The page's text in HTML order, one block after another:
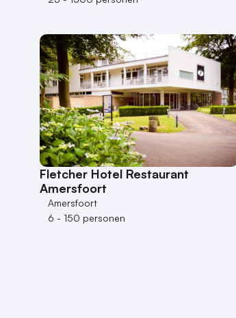
Fletcher Hotel Restaurant
Amersfoort
Amersfoort
6 - 150 personen